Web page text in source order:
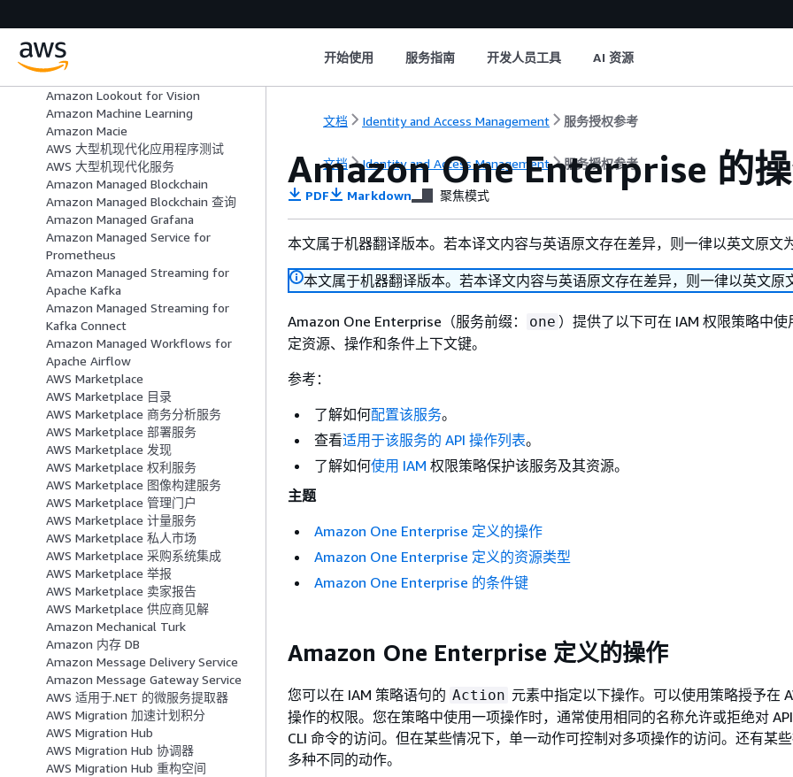
开始使用 服务指南 开发人员工具 AI 资源
Amazon Location Service 路线
Amazon Lookout for Equipment
Amazon Lookout for Metrics
Amazon Lookout for Vision
Amazon Machine Learning
Amazon Macie
AWS 大型机现代化应用程序测试
AWS 大型机现代化服务
Amazon Managed Blockchain
Amazon Managed Blockchain 查询
Amazon Managed Grafana
Amazon Managed Service for
Prometheus
Amazon Managed Streaming for
Apache Kafka
Amazon Managed Streaming for
Kafka Connect
Amazon Managed Workflows for
Apache Airflow
AWS Marketplace
AWS Marketplace 目录
AWS Marketplace 商务分析服务
AWS Marketplace 部署服务
AWS Marketplace 发现
AWS Marketplace 权利服务
AWS Marketplace 图像构建服务
AWS Marketplace 管理门户
AWS Marketplace 计量服务
AWS Marketplace 私人市场
AWS Marketplace 采购系统集成
AWS Marketplace 举报
AWS Marketplace 卖家报告
AWS Marketplace 供应商见解
Amazon Mechanical Turk
Amazon 内存 DB
Amazon Message Delivery Service
Amazon Message Gateway Service
AWS 适用于.NET 的微服务提取器
AWS Migration 加速计划积分
AWS Migration Hub
AWS Migration Hub 协调器
AWS Migration Hub 重构空间
文档 Identity and Access Management 服务授权参考
文档 Identity and Access Management 服务授权参考
Amazon One Enterprise 的
PDF Markdown 聚焦模式
本文属于机器翻译版本。若本译文内容与英语原文存在差异，则一律以英文原文为
本文属于机器翻译版本。若本译文内容与英语原文存在差异，则一律以英文原
Amazon One Enterprise（服务前缀： one ）提供了以下可在 IAM 权限策略中使
定资源、操作和条件上下文键。
参考：
了解如何配置该服务。
查看适用于该服务的 API 操作列表。
了解如何使用 IAM 权限策略保护该服务及其资源。
主题
Amazon One Enterprise 定义的操作
Amazon One Enterprise 定义的资源类型
Amazon One Enterprise 的条件键
Amazon One Enterprise 定义的操作
您可以在 IAM 策略语句的 Action 元素中指定以下操作。可以使用策略授予在
操作的权限。您在策略中使用一项操作时，通常使用相同的名称允许或拒绝对
CLI 命令的访问。但在某些情况下，单一动作可控制对多项操作的访问。还有某
多种不同的动作。